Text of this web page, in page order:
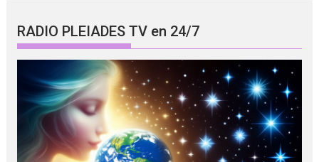
RADIO PLEIADES TV en 24/7